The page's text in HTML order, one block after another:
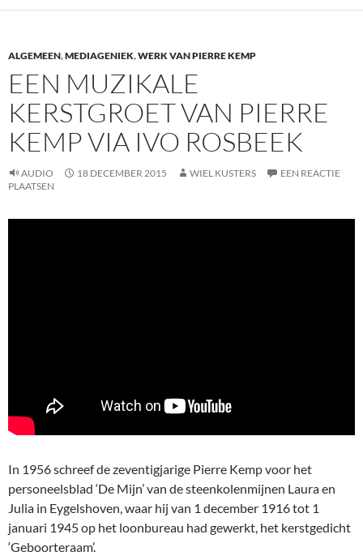
ALGEMEEN,MEDIAGENIEK,WERK VAN PIERRE KEMP
EEN MUZIKALE
KERSTGROET VAN PIERRE
KEMP VIA IVO ROSBEEK
AUDIO 18 DECEMBER 2015 WIEL KUSTERS
EEN REACTIE
PLAATSEN
In 1956 schreef de zeventigjarige Pierre Kemp voor het
personeelsblad ‘De Mijn’ van de steenkolenmijnen Laura en
Julia in Eygelshoven, waar hij van 1 december 1916 tot 1
januari 1945 op het loonbureau had gewerkt, het kerstgedicht
‘Geboorteraam’.